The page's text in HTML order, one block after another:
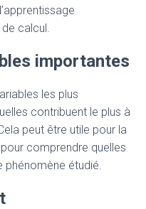
calcul.
importantes
les plus
contribuent le plus à
peut être utile pour la
comprendre quelles
phénomène étudié.